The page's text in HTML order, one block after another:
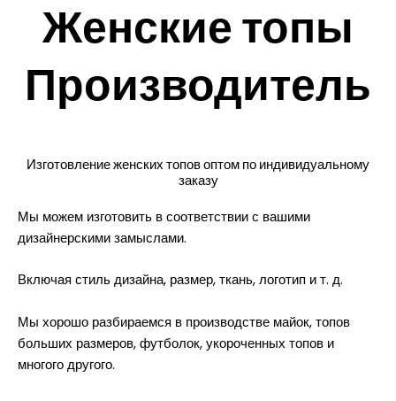
Женские топы
Производитель
Изготовление женских топов оптом по индивидуальному
заказу
Мы можем изготовить в соответствии с вашими
дизайнерскими замыслами.
Включая стиль дизайна, размер, ткань, логотип и т. д.
Мы хорошо разбираемся в производстве майок, топов
больших размеров, футболок, укороченных топов и
многого другого.